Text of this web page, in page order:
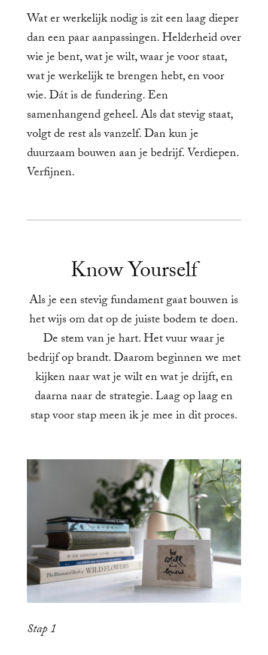
Wat er werkelijk nodig is zit een laag dieper
dan een paar aanpassingen. Helderheid over
wie je bent, wat je wilt, waar je voor staat,
wat je werkelijk te brengen hebt, en voor
wie. Dát is de fundering. Een
samenhangend geheel. Als dat stevig staat,
volgt de rest als vanzelf. Dan kun je
duurzaam bouwen aan je bedrijf. Verdiepen.
Verfijnen.
Know Yourself
Als je een stevig fundament gaat bouwen is
het wijs om dat op de juiste bodem te doen.
De stem van je hart. Het vuur waar je
bedrijf op brandt. Daarom beginnen we met
kijken naar wat je wilt en wat je drijft, en
daarna naar de strategie. Laag op laag en
stap voor stap meen ik je mee in dit proces.
Stap 1